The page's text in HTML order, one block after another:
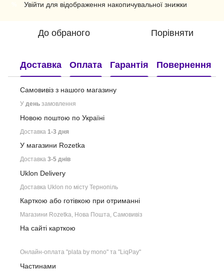
Увійти для відображення накопичувальної знижки
До обраного Порівняти
Доставка Оплата Гарантія Повернення
Самовивіз з нашого магазину
У день замовлення
Новою поштою по Україні
Доставка 1-3 дня
У магазини Rozetka
Доставка 3-5 днів
Uklon Delivery
Доставка Uklon по місту Тернопіль
Карткою або готівкою при отриманні
Магазини Rozetka, Нова Пошта, Самовивіз
На сайті карткою
Онлайн-оплата "plata by mono" та "LiqPay"
Частинами